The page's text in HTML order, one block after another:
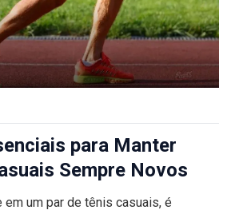
para Manter
Sempre Novos
um par de tênis casuais, é